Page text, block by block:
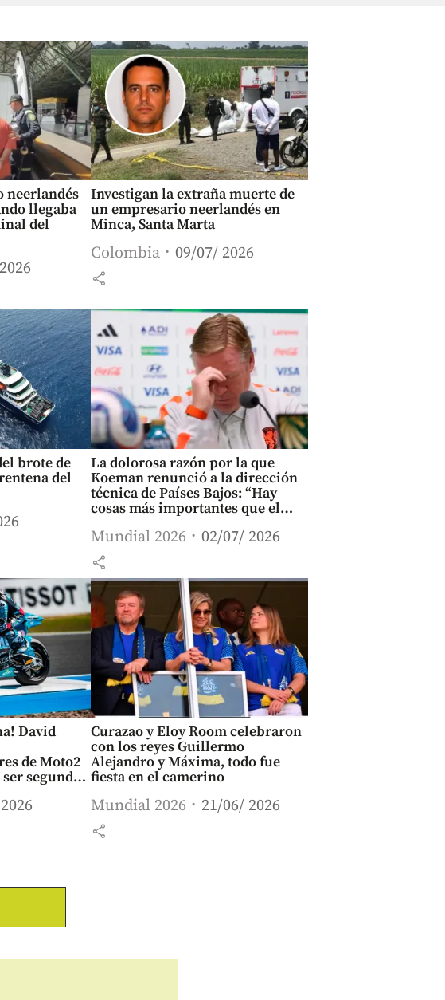
neerlandés
llegaba
del
Investigan la extraña muerte de
un empresario neerlandés en
Minca, Santa Marta
Colombia 09/07/ 2026
share
brote de
del
La dolorosa razón por la que
Koeman renunció a la dirección
técnica de Países Bajos: “Hay
cosas más importantes que el
Mundial 2026 02/07/ 2026
share
David
de Moto2
segundo
Curazao y Eloy Room celebraron
con los reyes Guillermo
Alejandro y Máxima, todo fue
fiesta en el camerino
Mundial 2026 21/06/ 2026
share